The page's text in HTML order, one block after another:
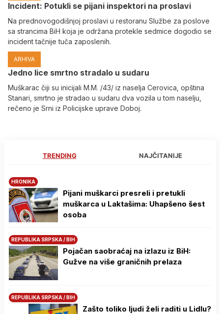
Incident: Potukli se pijani inspektori na proslavi
Na prednovogodišnjoj proslavi u restoranu Službe za poslove
sa strancima BiH koja je održana protekle sedmice dogodio se
incident tačnije tuča zaposlenih.
ARHIVA
Јedno lice smrtno stradalo u sudaru
Muškarac čiji su inicijali M.M. /43/ iz naselja Cerovica, opština
Stanari, smrtno je stradao u sudaru dva vozila u tom naselju,
rečeno je Srni iz Policijske uprave Doboj.
TRENDING NAJČITANIJE
HRONIKA
Pijani muškarci presreli i pretukli
muškarca u Laktašima: Uhapšeno šest
osoba
REPUBLIKA SRPSKA / BIH
Pojačan saobraćaj na izlazu iz BiH:
Gužve na više graničnih prelaza
REPUBLIKA SRPSKA / BIH
Zašto toliko ljudi želi raditi u Lidlu?